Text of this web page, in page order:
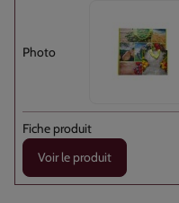
Voir le produit